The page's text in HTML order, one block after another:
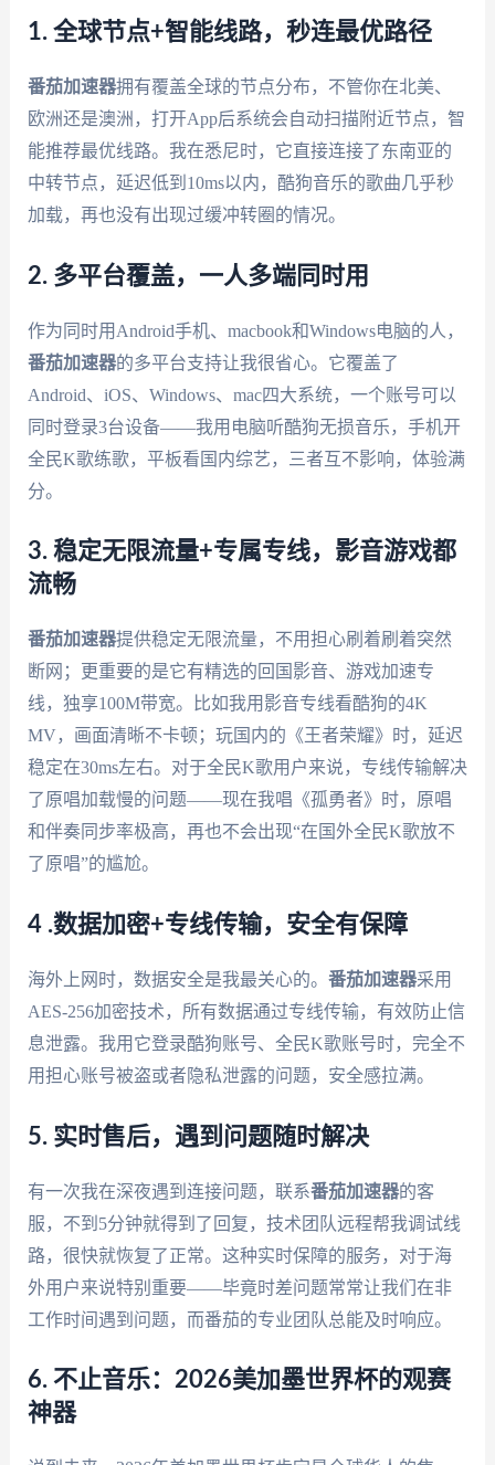
1. 全球节点+智能线路，秒连最优路径
番茄加速器拥有覆盖全球的节点分布，不管你在北美、
欧洲还是澳洲，打开App后系统会自动扫描附近节点，智
能推荐最优线路。我在悉尼时，它直接连接了东南亚的
中转节点，延迟低到10ms以内，酷狗音乐的歌曲几乎秒
加载，再也没有出现过缓冲转圈的情况。
2. 多平台覆盖，一人多端同时用
作为同时用Android手机、macbook和Windows电脑的人，
番茄加速器的多平台支持让我很省心。它覆盖了
Android、iOS、Windows、mac四大系统，一个账号可以
同时登录3台设备——我用电脑听酷狗无损音乐，手机开
全民K歌练歌，平板看国内综艺，三者互不影响，体验满
分。
3. 稳定无限流量+专属专线，影音游戏都
流畅
番茄加速器提供稳定无限流量，不用担心刷着刷着突然
断网；更重要的是它有精选的回国影音、游戏加速专
线，独享100M带宽。比如我用影音专线看酷狗的4K
MV，画面清晰不卡顿；玩国内的《王者荣耀》时，延迟
稳定在30ms左右。对于全民K歌用户来说，专线传输解决
了原唱加载慢的问题——现在我唱《孤勇者》时，原唱
和伴奏同步率极高，再也不会出现“在国外全民K歌放不
了原唱”的尴尬。
4 .数据加密+专线传输，安全有保障
海外上网时，数据安全是我最关心的。 番茄加速器采用
AES-256加密技术，所有数据通过专线传输，有效防止信
息泄露。我用它登录酷狗账号、全民K歌账号时，完全不
用担心账号被盗或者隐私泄露的问题，安全感拉满。
5. 实时售后，遇到问题随时解决
有一次我在深夜遇到连接问题，联系番茄加速器的客
服，不到5分钟就得到了回复，技术团队远程帮我调试线
路，很快就恢复了正常。这种实时保障的服务，对于海
外用户来说特别重要——毕竟时差问题常常让我们在非
工作时间遇到问题，而番茄的专业团队总能及时响应。
6. 不止音乐：2026美加墨世界杯的观赛
神器